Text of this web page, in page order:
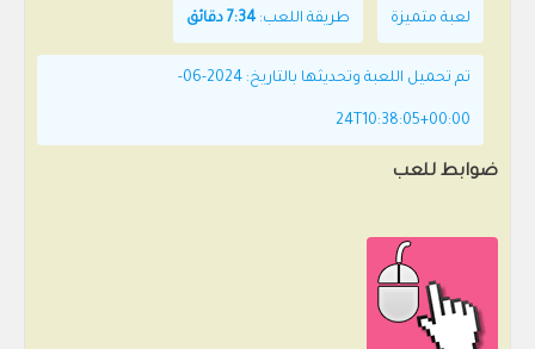
لعبة متميزة طريقة اللعب:7:34 دقائق
تم تحميل اللعبة وتحديثها بالتاريخ: 2024-06-
24T10:38:05+00:00
ضوابط للعب